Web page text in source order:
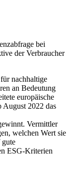
bei
der Verbraucher
nachhaltige
an Bedeutung
europäische
August 2022 das
Vermittler
welchen Wert sie
gute
ESG-Kriterien